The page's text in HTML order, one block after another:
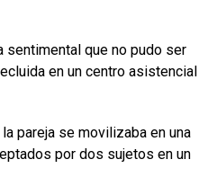
sentimental que no pudo ser
en un centro asistencial
pareja se movilizaba en una
por dos sujetos en un